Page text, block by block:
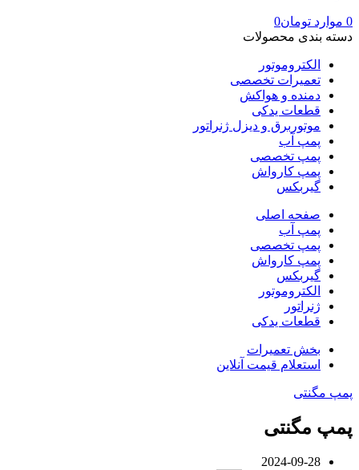
0 موارد تومان0
دسته بندی محصولات
الکتروموتور
تعمیرات تخصصی
دمنده و هواکش
قطعات یدکی
موتوربرق و دیزل ژنراتور
پمپ آب
پمپ تخصصی
پمپ کارواش
گیربکس
صفحه اصلی
پمپ آب
پمپ تخصصی
پمپ کارواش
گیربکس
الکتروموتور
ژنراتور
قطعات یدکی
بخش تعمیرات
استعلام قیمت آنلاین
پمپ مگنتی
پمپ مگنتی
2024-09-28